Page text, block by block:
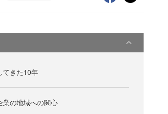
てきた10年
業の地域への関心